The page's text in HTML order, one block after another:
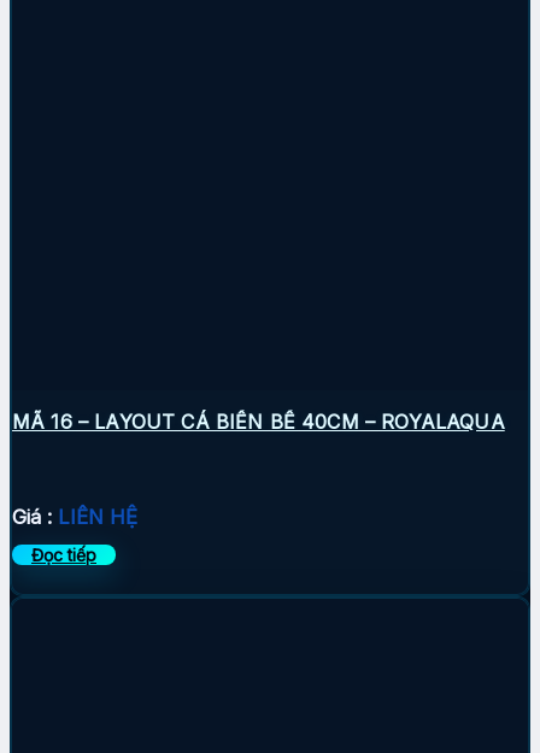
MÃ 16 – LAYOUT CÁ BIỂN BỂ 40CM – ROYALAQUA
Giá : LIÊN HỆ
Đọc tiếp